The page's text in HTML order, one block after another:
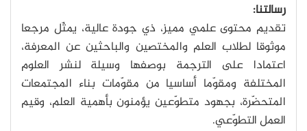
رسالتنا:
تقديم محتوى علمي مميز، ذي جودة عالية، يمثّل مرجعا
موثوقا لطلاب العلم والمختصين والباحثين عن المعرفة،
اعتمادا على الترجمة بوصفها وسيلة لنشر العلوم
المختلفة ومقوّما أساسيا من مقوّمات بناء المجتمعات
المتحضّرة، بجهود متطوّعين يؤمنون بأهمية العلم، وقيم
العمل التطوّعي.